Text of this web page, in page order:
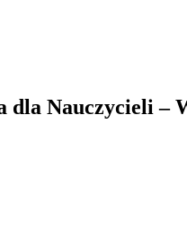
dla Nauczycieli –